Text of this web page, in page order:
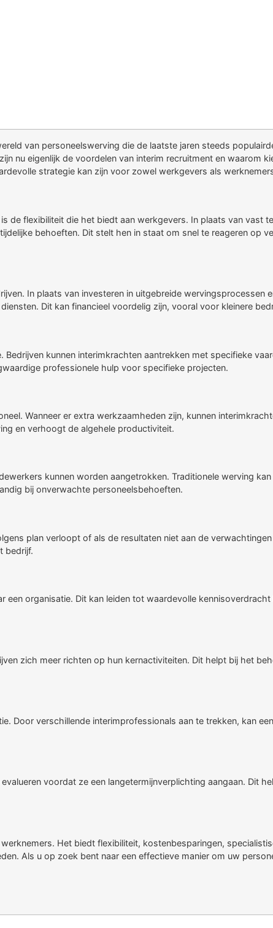
van personeelswerving die de laatste jaren steeds
nu eigenlijk de voordelen van interim recruitment en waarom
strategie kan zijn voor zowel werkgevers als
is de flexibiliteit die het biedt aan werkgevers. In plaats van vast
behoeften. Dit stelt hen in staat om snel te reageren op
In plaats van investeren in uitgebreide wervingsprocessen
Dit kan financieel voordelig zijn, vooral voor kleinere
kunnen interimkrachten aantrekken met specifieke
professionele hulp voor specifieke projecten.
Wanneer er extra werkzaamheden zijn, kunnen
en verhoogt de algehele productiviteit.
kunnen worden aangetrokken. Traditionele werving
bij onverwachte personeelsbehoeften.
plan verloopt of als de resultaten niet aan de
bedrijf.
organisatie. Dit kan leiden tot waardevolle
zich meer richten op hun kernactiviteiten. Dit helpt bij het
Door verschillende interimprofessionals aan te trekken, kan
voordat ze een langetermijnverplichting aangaan. Dit
Het biedt flexibiliteit, kostenbesparingen,
Als u op zoek bent naar een effectieve manier om uw